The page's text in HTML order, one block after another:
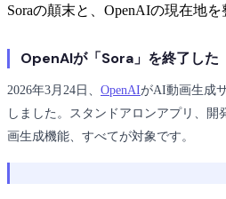
Soraの顛末と、OpenAIの現在地を
OpenAIが「Sora」を終了した
2026年3月24日、 OpenAIがAI動画生成
しました。スタンドアロンアプリ、開
画生成機能、すべてが対象です。